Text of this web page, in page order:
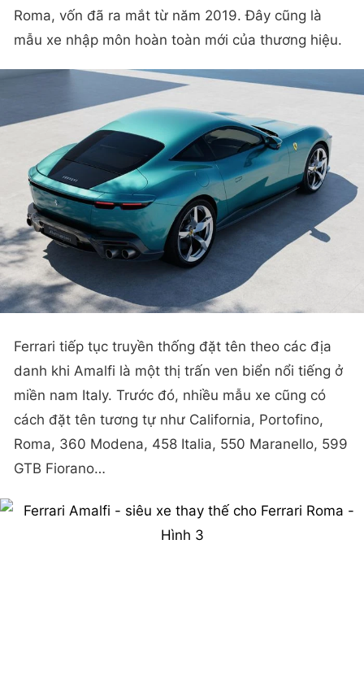
Roma, vốn đã ra mắt từ năm 2019. Đây cũng là
mẫu xe nhập môn hoàn toàn mới của thương hiệu.
Ferrari tiếp tục truyền thống đặt tên theo các địa
danh khi Amalfi là một thị trấn ven biển nổi tiếng ở
miền nam Italy. Trước đó, nhiều mẫu xe cũng có
cách đặt tên tương tự như California, Portofino,
Roma, 360 Modena, 458 Italia, 550 Maranello, 599
GTB Fiorano…